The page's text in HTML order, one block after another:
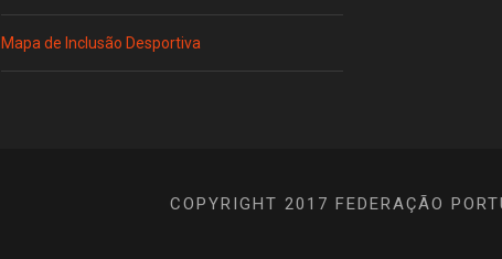
Mapa de Inclusão Desportiva
COPYRIGHT 2017 FEDERAÇÃO